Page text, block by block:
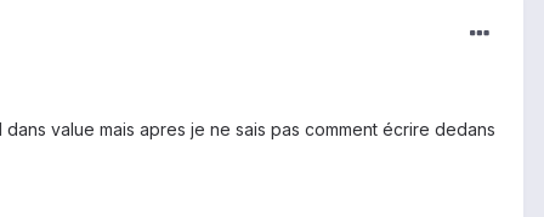
value mais apres je ne sais pas comment écrire dedans